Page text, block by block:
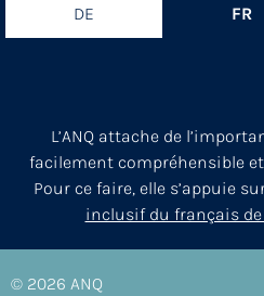
DE FR
L’ANQ attache de
facilement compréhensible
Pour ce faire, elle s’appuie
inclusif du français
© 2026 ANQ